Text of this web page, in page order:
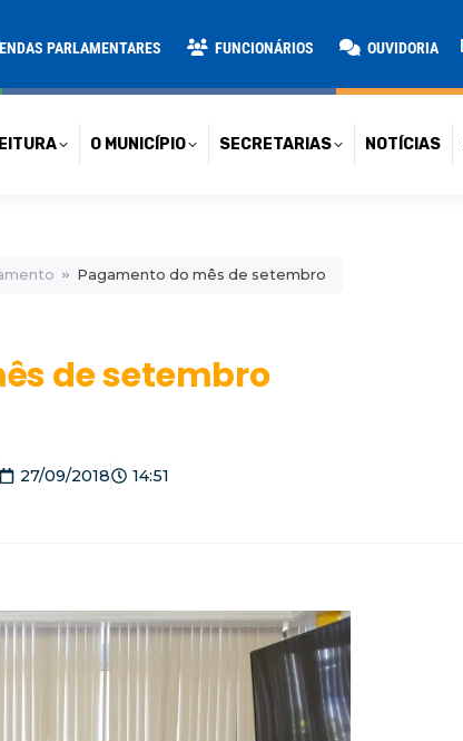
PARLAMENTARES FUNCIONÁRIOS OUVIDORIA
O MUNICÍPIO SECRETARIAS NOTÍCIAS
Pagamento do mês de setembro
de setembro
27/09/2018 14:51